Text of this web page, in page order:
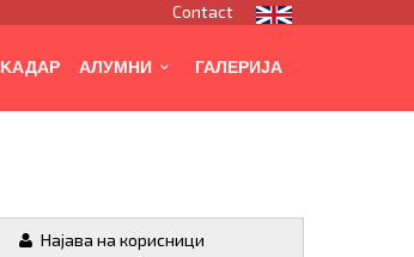
Contact
KАДАР АЛУМНИ ГАЛЕРИЈА
Најава на корисници